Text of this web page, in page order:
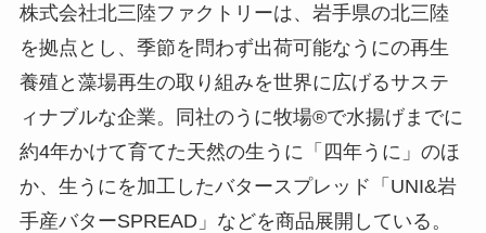
株式会社北三陸ファクトリーは、岩手県の北三陸
を拠点とし、季節を問わず出荷可能なうにの再生
養殖と藻場再生の取り組みを世界に広げるサステ
ィナブルな企業。同社のうに牧場®で水揚げまでに
約4年かけて育てた天然の生うに「四年うに」のほ
か、生うにを加工したバタースプレッド「UNI&岩
手産バターSPREAD」などを商品展開している。